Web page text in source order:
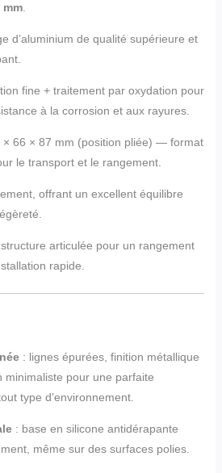
mm.
d’aluminium de qualité supérieure et
fine + traitement par oxydation pour
à la corrosion et aux rayures.
× 66 × 87 mm (position pliée) — format
le transport et le rangement.
offrant un excellent équilibre
articulée pour un rangement
rapide.
: lignes épurées, finition métallique
minimaliste pour une parfaite
type d’environnement.
: base en silicone antidérapante
même sur des surfaces polies.